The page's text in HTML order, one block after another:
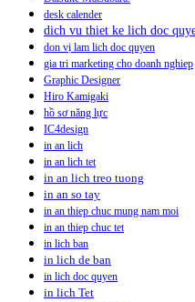
desk calender
dich vu thiet ke lich doc
don vị lam lich doc quyen
gia tri marketing cho doanh nghiep
Graphic Designer
Hiro Kamigaki
hồ sơ năng lực
IC4design
in an lich
in an lich tet
in an lich treo tuong
in an so tay
in an thiep chuc mung nam moi
in an thiep chuc tet
in lich ban
in lich de ban
in lich doc quyen
in lich Tet